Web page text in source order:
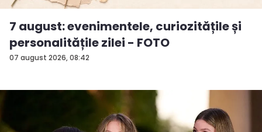
07 august 2026, 08:42
7 august: evenimentele, curiozitățile și
personalitățile zilei - FOTO